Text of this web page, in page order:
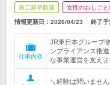
第二新卒歓迎 女性のおしごと
情報更新日：2026/04/23 終了予
仕事内容
JR東日本グループ
ンプライアンス推
な事業運営を支えま
＼経験は問いませ